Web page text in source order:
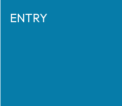
ENTRY